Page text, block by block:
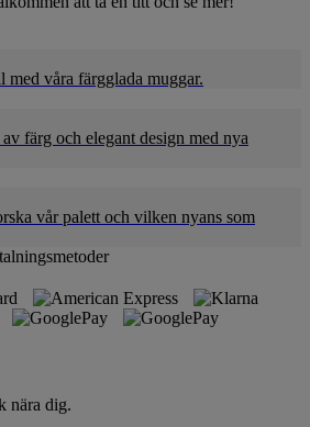
våra färgglada muggar.
färg och elegant design med nya
vår palett och vilken nyans som
nära dig.